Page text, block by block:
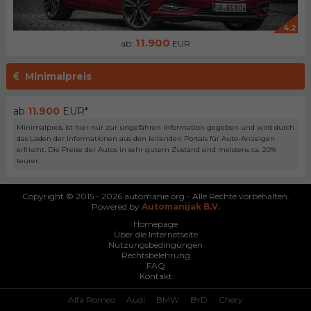
4.2
ab: 11.900 EUR
Minimalpreis
ab 11.900 EUR*
Minimalpreis ist hier nur zur ungefähren Information gegeben und wird durch
das Laden der Informationen aus den leitenden Portals für Auto-Anzeigen
erfrischt. Die Preise der Autos in sehr gutem Zustand sind meistens ca. 20%
teurer.
Copyright © 2015 - 2026 automanie.org - Alle Rechte vorbehalten.
Powered by Automanijak B.V.
Homepage
Über die Internetseite
Nutzungsbedingungen
Rechtsbelehrung
FAQ
Kontakt
Alfa Romeo Audi BMW BYD Chery